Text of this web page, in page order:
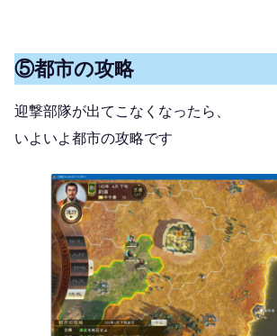
⑤都市の攻略
迎撃部隊が出てこなくなったら、
いよいよ都市の攻略です